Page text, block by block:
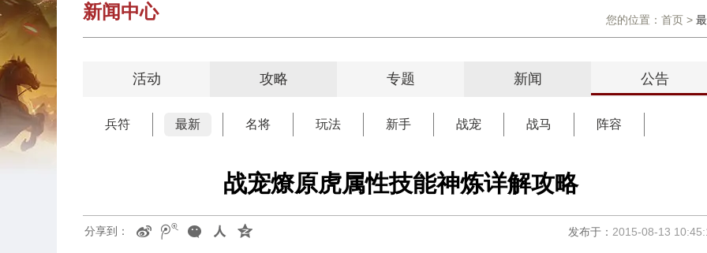
新闻中心 您的位置： 首页 >
活动 攻略 专题 新闻 公告
兵符 最新 名将 玩法 新手 战宠 战马 阵容
战宠燎原虎属性技能神炼详解攻略
发布于： 2015-08-13
分享到：